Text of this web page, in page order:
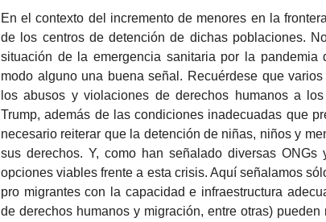
En el contexto del incremento de menores en la
de los centros de detención de dichas poblaciones.
situación de la emergencia sanitaria por la
modo alguno una buena señal. Recuérdese que
los abusos y violaciones de derechos humanos a
Trump, además de las condiciones inadecuadas que
necesario reiterar que la detención de niñas, niños y
sus derechos. Y, como han señalado diversas
opciones viables frente a esta crisis. Aquí señalamos
pro migrantes con la capacidad e infraestructura
de derechos humanos y migración, entre otras)